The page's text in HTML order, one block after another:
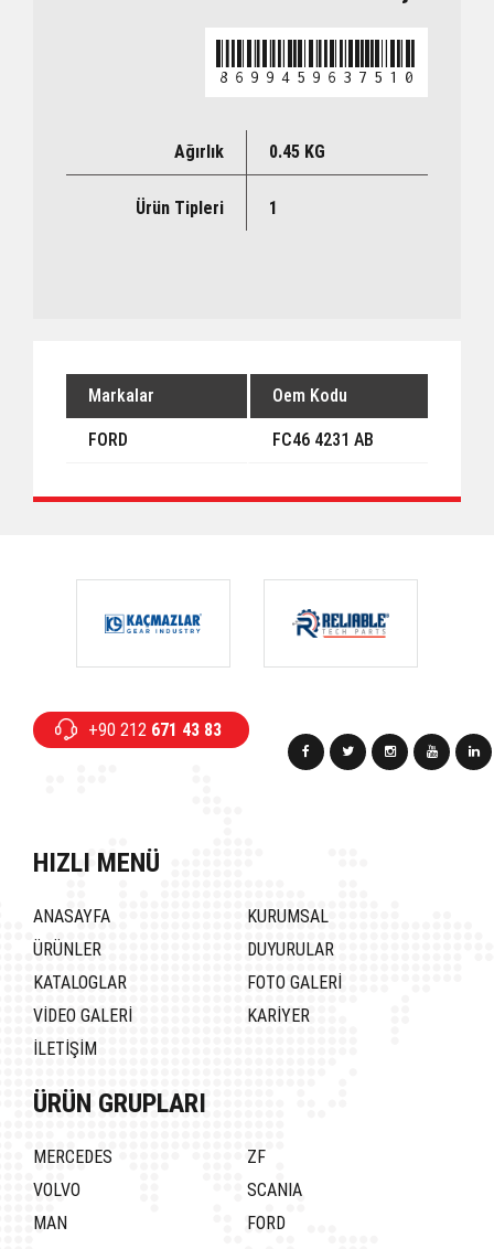
8699459637510
Ağırlık 0.45 KG
Ürün Tipleri 1
Markalar Oem Kodu
FORD FC46 4231 AB
+90 212 671 43 83
HIZLI MENÜ
ANASAYFA
KURUMSAL
ÜRÜNLER
DUYURULAR
KATALOGLAR
FOTO GALERİ
VİDEO GALERİ
KARİYER
İLETİŞİM
ÜRÜN GRUPLARI
MERCEDES
ZF
VOLVO
SCANIA
MAN
FORD